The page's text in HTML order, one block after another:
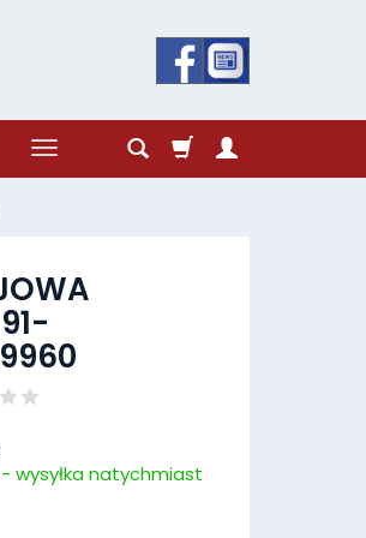
wysyłka natychmiast